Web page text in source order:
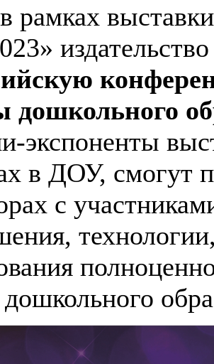
рамках
дошкольного
экспоненты
в ДОУ, смогут
с